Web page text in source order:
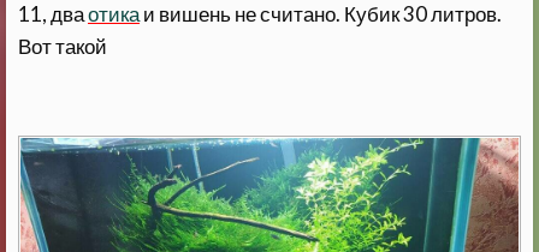
11, дваотикаи вишень не считано. Кубик 30 литров.
Вот такой